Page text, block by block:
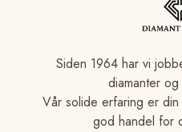
Siden 1964 har vi
diamanter
Vår solide erfaring er
god handel for